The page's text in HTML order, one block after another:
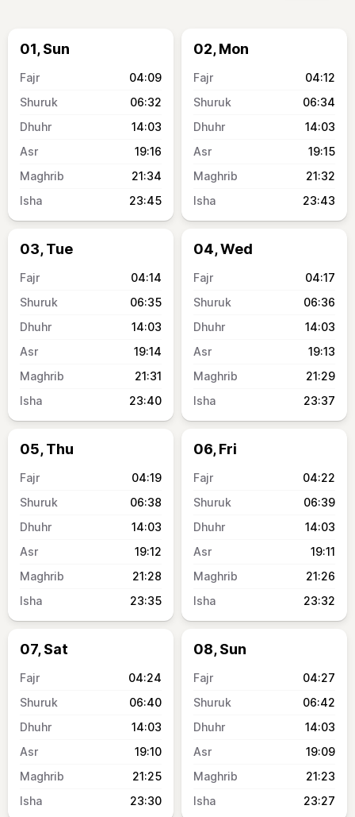
01, Sun
04:09
06:32
14:03
19:16
21:34
23:45
02, Mon
04:12
06:34
14:03
19:15
21:32
23:43
03, Tue
04:14
06:35
14:03
19:14
21:31
23:40
04, Wed
04:17
06:36
14:03
19:13
21:29
23:37
05, Thu
04:19
06:38
14:03
19:12
21:28
23:35
06, Fri
04:22
06:39
14:03
19:11
21:26
23:32
07, Sat
04:24
06:40
14:03
19:10
21:25
23:30
08, Sun
04:27
06:42
14:03
19:09
21:23
23:27